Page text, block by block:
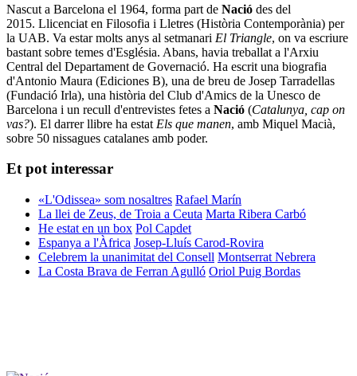
Nascut a Barcelona el 1964, forma part de Nació des del
2015. Llicenciat en Filosofia i Lletres (Història Contemporània) per
la UAB. Va estar molts anys al setmanari El Triangle, on va escriure
bastant sobre temes d'Església. Abans, havia treballat a l'Arxiu
Central del Departament de Governació. Ha escrit una biografia
d'Antonio Maura (Ediciones B), una de breu de Josep Tarradellas
(Fundació Irla), una història del Club d'Amics de la Unesco de
Barcelona i un recull d'entrevistes fetes a Nació (Catalunya, cap on
vas?). El darrer llibre ha estat Els que manen, amb Miquel Macià,
sobre 50 nissagues catalanes amb poder.
Et pot interessar
«L'Odissea» som nosaltres Rafael Marín
La llei de Zeus, de Troia a Ceuta Marta Ribera Carbó
He estat en un box Pol Capdet
Espanya a l'Àfrica Josep-Lluís Carod-Rovira
Celebrem la unanimitat del Consell Montserrat Nebrera
La Costa Brava de Ferran Agulló Oriol Puig Bordas